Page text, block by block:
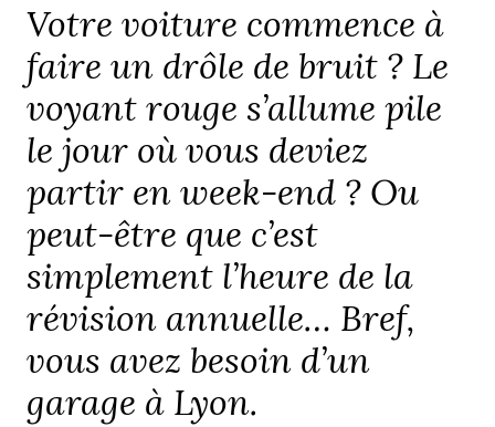
Votre voiture commence à
faire un drôle de bruit ? Le
voyant rouge s’allume pile
le jour où vous deviez
partir en week-end ? Ou
peut-être que c’est
simplement l’heure de la
révision annuelle… Bref,
vous avez besoin d’un
garage à Lyon.